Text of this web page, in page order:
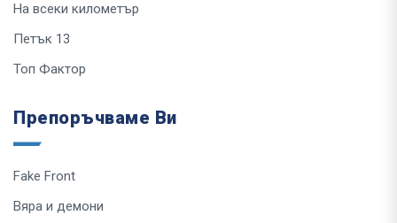
На всеки километър
Петък 13
Топ Фактор
Препоръчваме Ви
Fake Front
Вяра и демони